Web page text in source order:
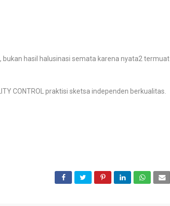
bukan hasil halusinasi semata karena nyata2 termuat
CONTROL praktisi sketsa independen berkualitas.